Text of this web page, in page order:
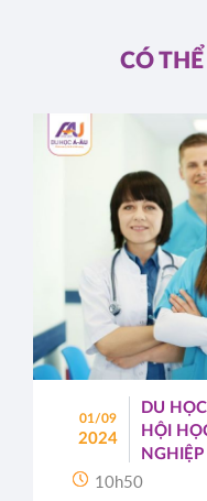
CÓ
01/09
2024
DU
HỘI
10h50